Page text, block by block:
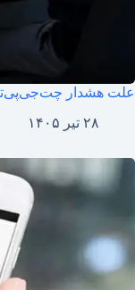
علت هشدار
۲۸ تیر ۱۴۰۵